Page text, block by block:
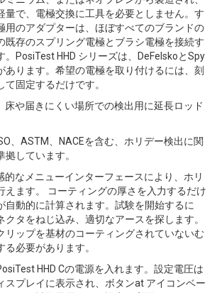
量で、電極交換に工具を必要としません。す
用のアダプターは、ほぼすべてのブランドの
既存のスプリング電極とブラシ電極を接続す
。PosiTest HHD シリーズは、DeFelskoとSpy
あります。希望の電極を取り付けるには、刻
固定するだけです。
床や届きにくい場所での検出用に延長ロッド
、ASTM、NACEを含む、ホリデー検出に関
しています。
的なメニューインターフェースにより、ホリ
えます。 コーティングの厚さを入力するだけ
自動的に計算されます。試験を開始するに
クタをねじ込み、適切なアースを探します。
リップを基材のコーティングされていないむ
必要があります。
HHD Cの電源を入れます。設定電圧は
スプレイに表示され、ボタンat アイコンベー